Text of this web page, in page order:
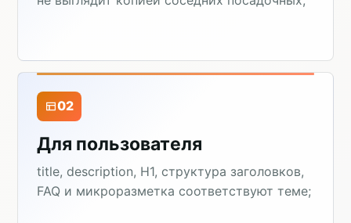
02
Для пользователя
title, description, H1, структура заголовков,
FAQ и микроразметка соответствуют теме;